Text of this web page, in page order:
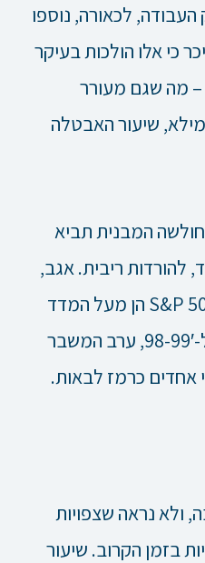
לכאורה, נוספו
כי אלו הולכות בעיקר
– מה שגם מעורר
שיעור האבטלה
המבנית תביא
להורדות ריבית. אגב,
25-30% מהמניות במדד S&P 500 הן מעל המדד
מבחינת שוויין – נתון דומה ל-98-99′, ערב המשבר
ולא נראה שצפויות
בזמן הקרוב. שיעור